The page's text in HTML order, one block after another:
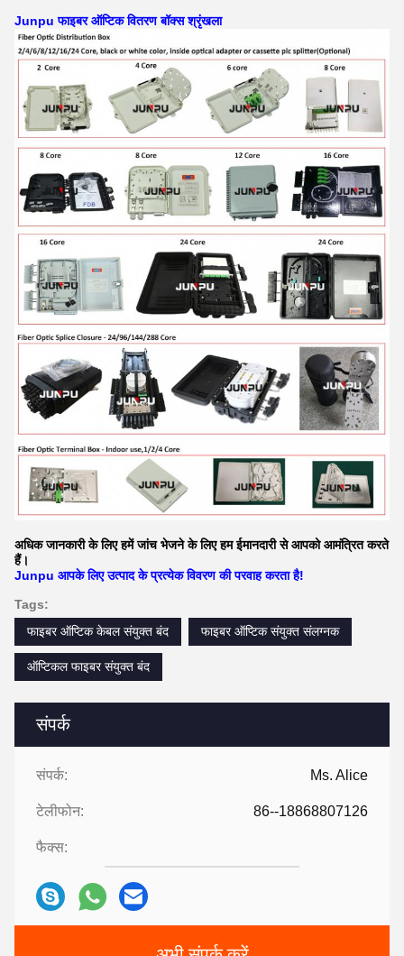
संपर्क
संपर्क: Ms. Alice
टेलीफोन: 86--18868807126
फैक्स:
Junpu फाइबर ऑप्टिक वितरण बॉक्स श्रृंखला
अधिक जानकारी के लिए हमें जांच भेजने के लिए हम ईमानदारी से आपको आमंत्रित करते
हैं।
Junpu आपके लिए उत्पाद के प्रत्येक विवरण की परवाह करता है!
Tags:
फाइबर ऑप्टिक केबल संयुक्त बंद
फाइबर ऑप्टिक संयुक्त संलग्नक
ऑप्टिकल फाइबर संयुक्त बंद